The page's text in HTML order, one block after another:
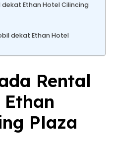
Ethan Hotel Cilincing
dekat Ethan Hotel
Rental
Plaza